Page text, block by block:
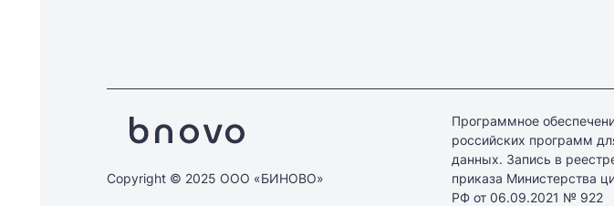
Copyright © 2025 ООО «БИНОВО»
Программное
российских программ
данных. Запись в
приказа Министерства
РФ от 06.09.2021 № 922